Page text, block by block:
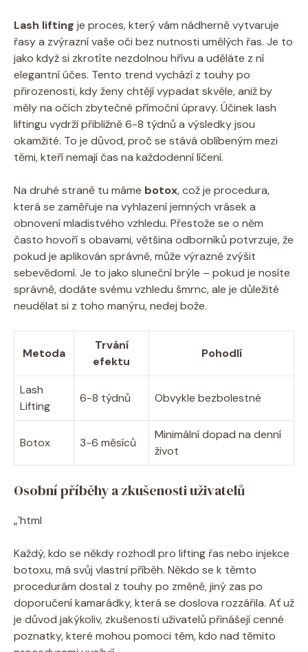
Lash lifting je proces, který vám nádherně vytvaruje
řasy a zvýrazní vaše oči bez nutnosti umělých řas. Je to
jako když si zkrotíte nezdolnou hřívu a uděláte z ní
elegantní účes. Tento trend vychází z touhy po
přirozenosti, kdy ženy chtějí vypadat skvěle, aniž by
měly na očích zbytečné přímoční úpravy. Účinek lash
liftingu vydrží přibližně 6-8 týdnů a výsledky jsou
okamžité. To je důvod, proč se stává oblíbeným mezi
těmi, kteří nemají čas na každodenní líčení.
Na druhé straně tu máme botox, což je procedura,
která se zaměřuje na vyhlazení jemných vrásek a
obnovení mladistvého vzhledu. Přestože se o něm
často hovoří s obavami, většina odborníků potvrzuje, že
pokud je aplikován správně, může výrazně zvýšit
sebevědomí. Je to jako sluneční brýle – pokud je nosíte
správně, dodáte svému vzhledu šmrnc, ale je důležité
neudělat si z toho manýru, nedej bože.
Metoda
Trvání
efektu
Pohodlí
Lash
Lifting
6-8 týdnů Obvykle bezbolestné
Botox 3-6 měsíců
Minimální dopad na denní
život
Osobní příběhy a zkušenosti uživatelů
„`html
Každý, kdo se někdy rozhodl pro lifting řas nebo injekce
botoxu, má svůj vlastní příběh. Někdo se k těmto
procedurám dostal z touhy po změně, jiný zas po
doporučení kamarádky, která se doslova rozzářila. Ať už
je důvod jakýkoliv, zkušenosti uživatelů přinášejí cenné
poznatky, které mohou pomoci těm, kdo nad těmito